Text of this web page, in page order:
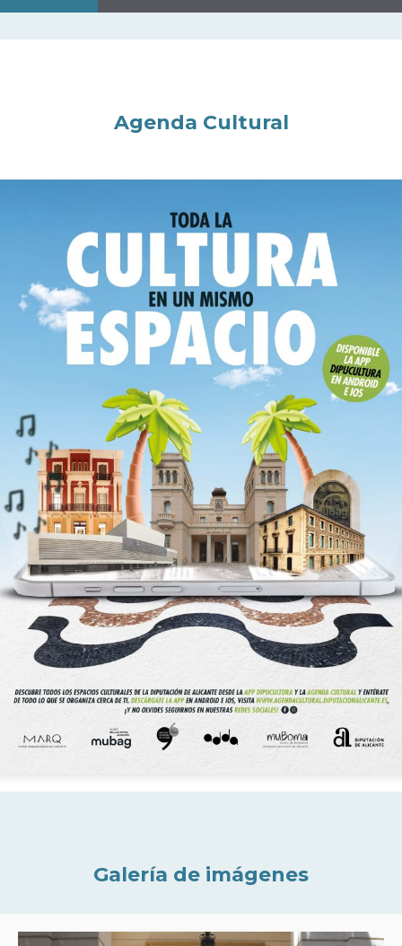
Agenda Cultural
Galería de imágenes